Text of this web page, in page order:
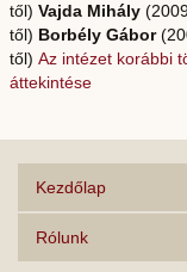
től) Vajda Mihály
től) Borbély Gábor
től) Az intézet korábbi
áttekintése
Kezdőlap
Rólunk